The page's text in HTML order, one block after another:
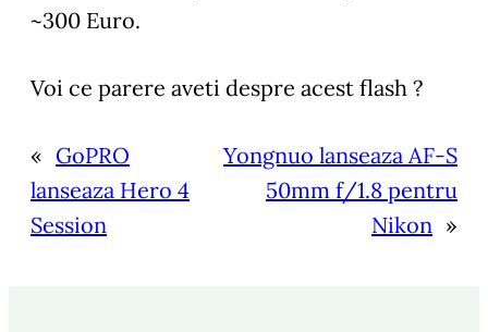
~300 Euro.
Voi ce parere aveti despre acest flash ?
« GoPRO
lanseaza Hero 4
Session
Yongnuo lanseaza AF-S
50mm f/1.8 pentru
Nikon »